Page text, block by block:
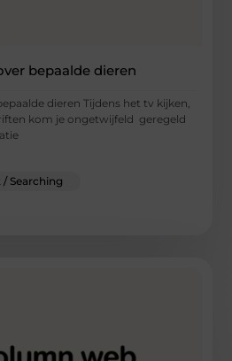
bepaalde dieren
dieren Tijdens het tv kijken,
kom je ongetwijfeld geregeld
Searching